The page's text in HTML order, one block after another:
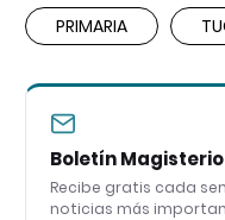
PRIMARIA
Boletín Magisterio
Recibe gratis cada
noticias más